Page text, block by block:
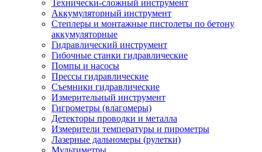
Технически-сложный инструмент
Аккумуляторный инструмент
Степлеры и монтажные пистолеты по бетону
аккумуляторные
Гидравлический инструмент
Гибочные станки гидравлические
Помпы и насосы
Прессы гидравлические
Съемники гидравлические
Измерительный инструмент
Гигрометры (влагомеры)
Детекторы проводки и металла
Измерители температуры и пирометры
Лазерные дальномеры (рулетки)
Мультиметры